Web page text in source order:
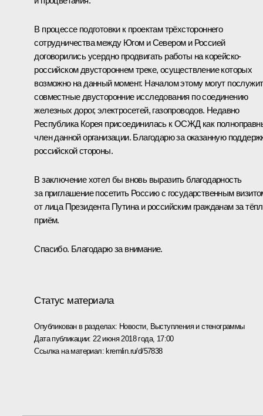
В процессе подготовки к проектам трёхстороннего
сотрудничества между Югом и Севером и Россией
договорились усердно продвигать работы на корейско-
российском двустороннем треке, осуществление которых
возможно на данный момент. Началом этому могут
совместные двусторонние исследования по соединению
железных дорог, электросетей, газопроводов. Недавно
Республика Корея присоединилась к ОСЖД как
член данной организации. Благодарю за оказанную
российской стороны.
В заключение хотел бы вновь выразить благодарность
за приглашение посетить Россию с государственным
от лица Президента Путина и российским гражданам за
приём.
Спасибо. Благодарю за внимание.
Статус материала
Опубликован в разделах: Новости, Выступления и стенограммы
Дата публикации: 22 июня 2018 года, 17:00
Ссылка на материал:kremlin.ru/d/57838